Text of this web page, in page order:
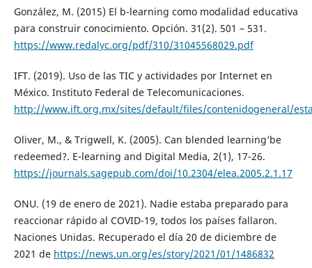
González, M. (2015) El b-learning como modalidad educativa
para construir conocimiento. Opción. 31(2). 501 – 531.
https://www.redalyc.org/pdf/310/31045568029.pdf
IFT. (2019). Uso de las TIC y actividades por Internet en
México. Instituto Federal de Telecomunicaciones.
http://www.ift.org.mx/sites/default/files/contenidogeneral/
Oliver, M., & Trigwell, K. (2005). Can blended learning’be
redeemed?. E-learning and Digital Media, 2(1), 17-26.
https://journals.sagepub.com/doi/10.2304/elea.2005.2.1.17
ONU. (19 de enero de 2021). Nadie estaba preparado para
reaccionar rápido al COVID-19, todos los países fallaron.
Naciones Unidas. Recuperado el día 20 de diciembre de
2021 de https://news.un.org/es/story/2021/01/1486832